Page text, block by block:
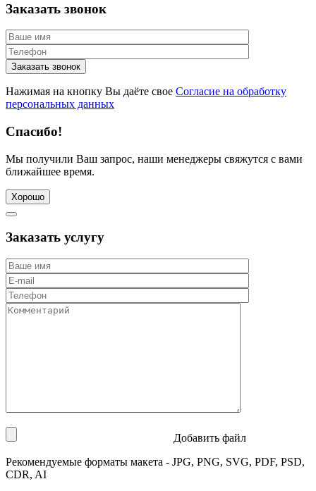
Заказать звонок
Нажимая на кнопку Вы даёте свое Согласие на обработку
персональных данных
Спасибо!
Мы получили Ваш запрос, наши менеджеры свяжутся с вами
ближайшее время.
Хорошо
Заказать услугу
Добавить файл
Рекомендуемые форматы макета - JPG, PNG, SVG, PDF, PSD,
CDR, AI